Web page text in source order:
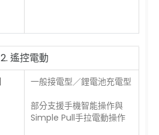
2. 遙控電動
一般接電型／鋰電池充電型
部分支援手機智能操作與
Simple Pull手拉電動操作